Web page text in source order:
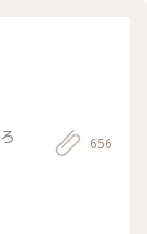
656